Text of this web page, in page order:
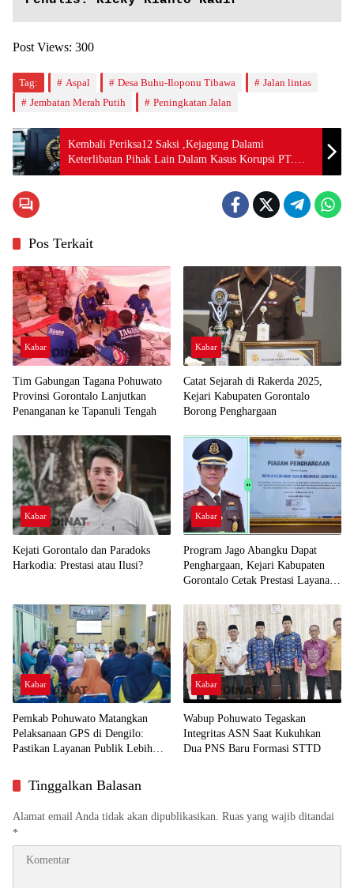
Post Views: 300
Tag: Aspal Desa Buhu-Iloponu Tibawa
Jalan lintas
Jembatan Merah Putih
Peningkatan Jalan
Kembali Periksa12 Saksi ,Kejagung Dalami
Keterlibatan Pihak Lain Dalam Kasus Korupsi PT.
Asabri
Pos Terkait
Kabar
Tim Gabungan Tagana Pohuwato
Provinsi Gorontalo Lanjutkan
Penanganan ke Tapanuli Tengah
Kabar
Catat Sejarah di Rakerda 2025,
Kejari Kabupaten Gorontalo
Borong Penghargaan
Kabar
Kejati Gorontalo dan Paradoks
Harkodia: Prestasi atau Ilusi?
Kabar
Program Jago Abangku Dapat
Penghargaan, Kejari Kabupaten
Gorontalo Cetak Prestasi Layanan
Kabar
Pemkab Pohuwato Matangkan
Pelaksanaan GPS di Dengilo:
Pastikan Layanan Publik Lebih
Kabar
Wabup Pohuwato Tegaskan
Integritas ASN Saat Kukuhkan
Dua PNS Baru Formasi STTD
Tinggalkan Balasan
Alamat email Anda tidak akan dipublikasikan. Ruas yang wajib ditandai
*